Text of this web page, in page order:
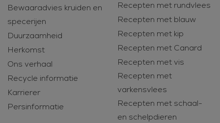
Bewaaradvies kruiden en
specerijen
Duurzaamheid
Herkomst
Ons verhaal
Recycle informatie
Karrierer
Persinformatie
Recepten met rundvlees
Recepten met blauw
Recepten met kip
Recepten met Canard
Recepten met vis
Recepten met
varkensvlees
Recepten met schaal-
en schelpdieren